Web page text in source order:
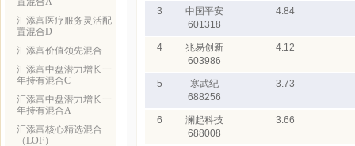
汇添富医疗服务灵活配
置混合D
汇添富价值领先混合
汇添富中盘潜力增长一
年持有混合C
汇添富中盘潜力增长一
年持有混合A
汇添富核心精选混合
（LOF）
3
中国平安
601318
4.84
4
兆易创新
603986
4.12
5
寒武纪
688256
3.73
6
澜起科技
688008
3.66